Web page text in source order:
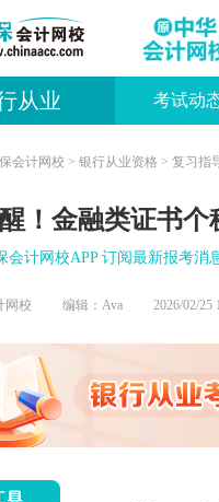
从业 考试动
会计网校 > 银行从业资格 > 复习指
！金融类证书个
会计网校APP 订阅最新报考消
网校 编辑：Ava 2026/02/